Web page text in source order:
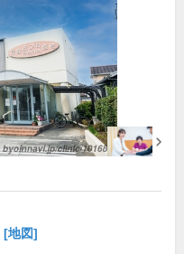
[地図]